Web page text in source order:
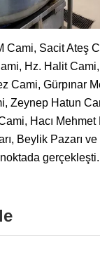
Cami, Sacit Ateş
Hz. Halit
Cami, Gürpınar
Zeynep Hatun
Hacı Mehmet
Beylik Pazarı
gerçekleşti.